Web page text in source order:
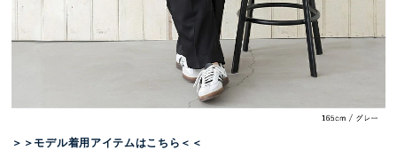
＞＞モデル着用アイテムはこちら＜＜